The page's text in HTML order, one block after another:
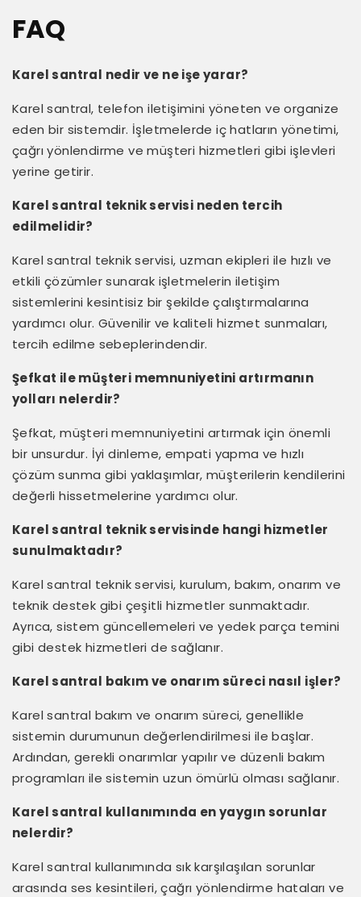
FAQ
Karel santral nedir ve ne işe yarar?
Karel santral, telefon iletişimini yöneten ve organize
eden bir sistemdir. İşletmelerde iç hatların yönetimi,
çağrı yönlendirme ve müşteri hizmetleri gibi işlevleri
yerine getirir.
Karel santral teknik servisi neden tercih
edilmelidir?
Karel santral teknik servisi, uzman ekipleri ile hızlı ve
etkili çözümler sunarak işletmelerin iletişim
sistemlerini kesintisiz bir şekilde çalıştırmalarına
yardımcı olur. Güvenilir ve kaliteli hizmet sunmaları,
tercih edilme sebeplerindendir.
Şefkat ile müşteri memnuniyetini artırmanın
yolları nelerdir?
Şefkat, müşteri memnuniyetini artırmak için önemli
bir unsurdur. İyi dinleme, empati yapma ve hızlı
çözüm sunma gibi yaklaşımlar, müşterilerin kendilerini
değerli hissetmelerine yardımcı olur.
Karel santral teknik servisinde hangi hizmetler
sunulmaktadır?
Karel santral teknik servisi, kurulum, bakım, onarım ve
teknik destek gibi çeşitli hizmetler sunmaktadır.
Ayrıca, sistem güncellemeleri ve yedek parça temini
gibi destek hizmetleri de sağlanır.
Karel santral bakım ve onarım süreci nasıl işler?
Karel santral bakım ve onarım süreci, genellikle
sistemin durumunun değerlendirilmesi ile başlar.
Ardından, gerekli onarımlar yapılır ve düzenli bakım
programları ile sistemin uzun ömürlü olması sağlanır.
Karel santral kullanımında en yaygın sorunlar
nelerdir?
Karel santral kullanımında sık karşılaşılan sorunlar
arasında ses kesintileri, çağrı yönlendirme hataları ve